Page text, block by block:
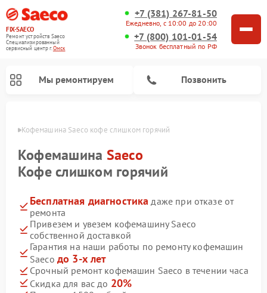
FIX-SAECO
Ремонт устройств Saeco
Специализированный
cервисный центр г.Омск
+7 (381) 267-81-50
Ежедневно, с 10:00 до 20:00
+7 (800) 101-01-54
Звонок бесплатный по РФ
Мы ремонтируем Позвонить
Кофемашина Saeco кофе слишком горячий
Кофемашина Saeco
Кофе слишком горячий
Бесплатная диагностика даже при отказе от
ремонта
Привезем и увезем кофемашину Saeco
собственной доставкой
Гарантия на наши работы по ремонту кофемашин
Saeco до 3-х лет
Срочный ремонт кофемашин Saeco в течении часа
Скидка для вас до 20%